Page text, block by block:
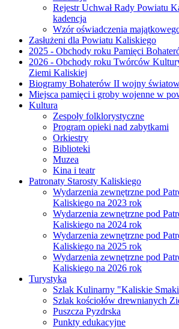
Rejestr Uchwał Rady Powiatu
kadencja
Wzór oświadczenia
Zasłużeni dla Powiatu Kaliskiego
2025 - Obchody roku Pamięci
2026 - Obchody roku Twórców
Ziemi Kaliskiej
Biogramy Bohaterów II wojny
Miejsca pamięci i groby wojenne w
Kultura
Zespoły folklorystyczne
Program opieki nad zabytkami
Orkiestry
Biblioteki
Muzea
Kina i teatr
Patronaty Starosty Kaliskiego
Wydarzenia zewnętrzne pod
Kaliskiego na 2023 rok
Wydarzenia zewnętrzne pod
Kaliskiego na 2024 rok
Wydarzenia zewnętrzne pod
Kaliskiego na 2025 rok
Wydarzenia zewnętrzne pod
Kaliskiego na 2026 rok
Turystyka
Szlak Kulinarny "Kaliskie
Szlak kościołów drewnianych
Puszcza Pyzdrska
Punkty edukacyjne